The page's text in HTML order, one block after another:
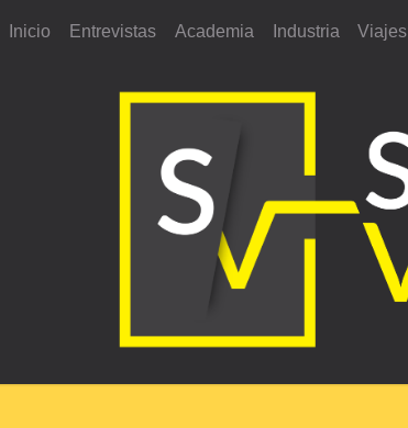
Inicio Entrevistas Academia Industria Viajes